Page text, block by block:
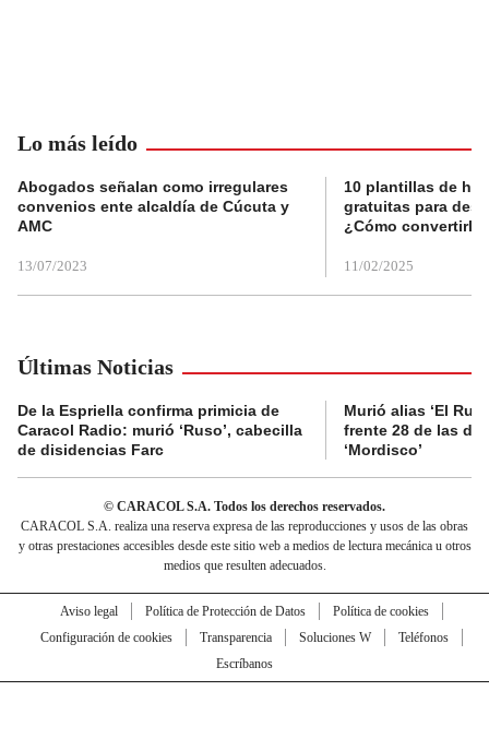
Lo más leído
Abogados señalan como irregulares
convenios ente alcaldía de Cúcuta y
AMC
13/07/2023
10 plantillas de
gratuitas para
¿Cómo convertirla
11/02/2025
Últimas Noticias
De la Espriella confirma primicia de
Caracol Radio: murió ‘Ruso’, cabecilla
de disidencias Farc
Murió alias ‘El
frente 28 de las
‘Mordisco’
© CARACOL S.A. Todos los derechos reservados.
CARACOL S.A. realiza una reserva expresa de las reproducciones y usos de las obras
y otras prestaciones accesibles desde este sitio web a medios de lectura mecánica u otros
medios que resulten adecuados.
Aviso legal Política de Protección de Datos
Política de cookies
Configuración de cookies
Transparencia Soluciones W
Teléfonos
Escríbanos